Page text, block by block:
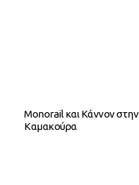
Monorail και Κάννον στην
Καμακούρα